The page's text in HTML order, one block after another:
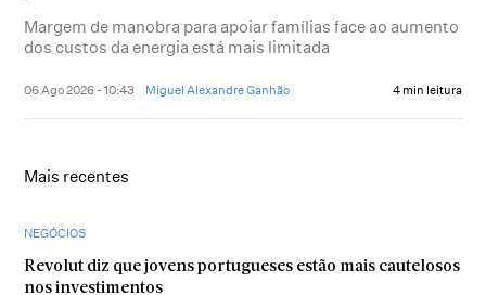
Margem de manobra para apoiar famílias face ao aumento
dos custos da energia está mais limitada
06 Ago 2026 - 10:43 Miguel Alexandre Ganhão 4 min leitura
Mais recentes
NEGÓCIOS
Revolut diz que jovens portugueses estão mais cautelosos
nos investimentos